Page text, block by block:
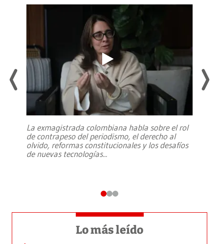
La exmagistrada colombiana habla sobre el rol
de contrapeso del periodismo, el derecho al
olvido, reformas constitucionales y los desafíos
de nuevas tecnologías...
Lo más leído